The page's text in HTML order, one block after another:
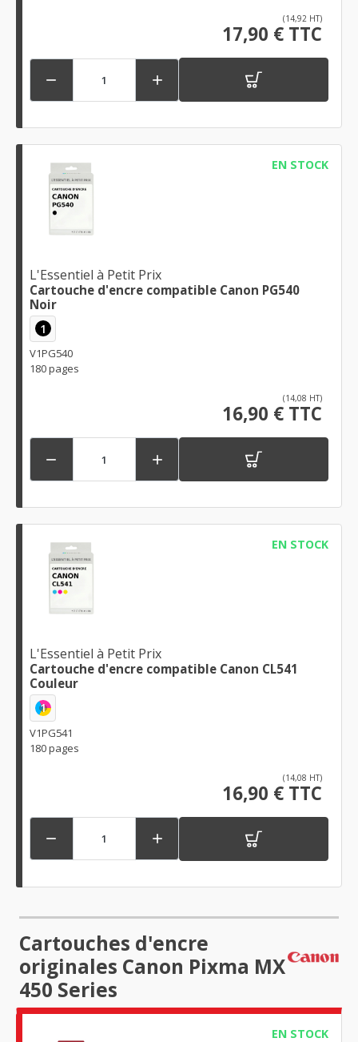
(14,92 HT)
17,90 € TTC
 
EN STOCK
L'Essentiel à Petit Prix
Cartouche d'encre compatible Canon PG540
Noir
1
V1PG540
180 pages
(14,08 HT)
16,90 € TTC
 
EN STOCK
L'Essentiel à Petit Prix
Cartouche d'encre compatible Canon CL541
Couleur
1
V1PG541
180 pages
(14,08 HT)
16,90 € TTC
 
Cartouches d'encre
originales Canon Pixma MX
450 Series
EN STOCK